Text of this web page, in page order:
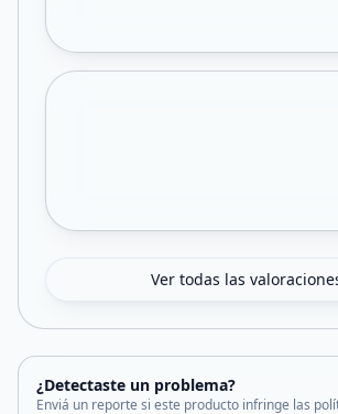
Ver todas las
¿Detectaste un problema?
Enviá un reporte si este producto infringe las